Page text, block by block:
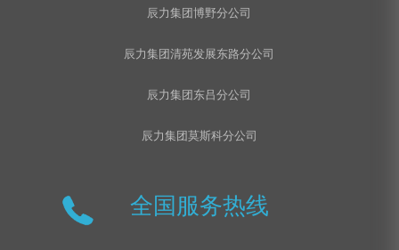
辰力集团博野分公司
辰力集团清苑发展东路分公司
辰力集团东吕分公司
辰力集团莫斯科分公司
全国服务热线